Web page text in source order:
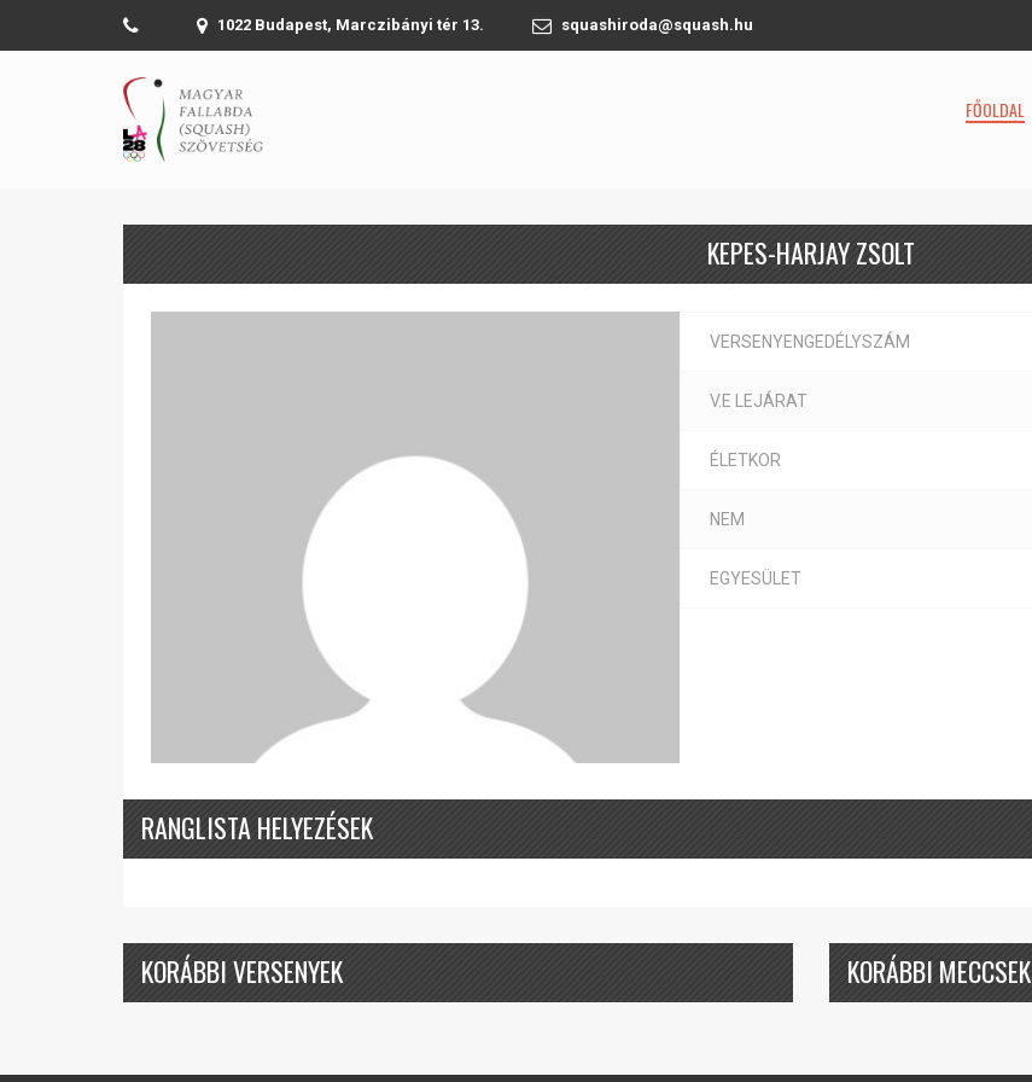
1022 Budapest, Marczibányi tér 13. squashiroda@squash.hu
FŐOLDAL
KEPES-HARJAY ZSOLT
VERSENYENGEDÉLYSZÁM
V.E LEJÁRAT
ÉLETKOR
NEM
EGYESÜLET
RANGLISTA HELYEZÉSEK
KORÁBBI VERSENYEK KORÁBBI MECCSEK